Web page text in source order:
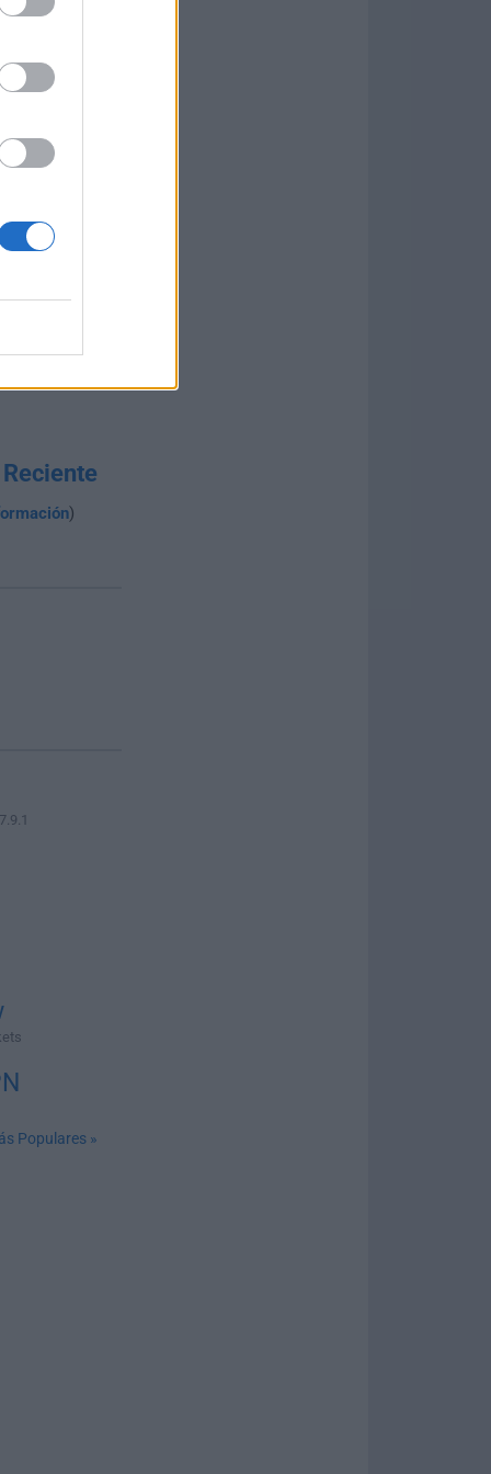
de Filehorse
)
Populares »